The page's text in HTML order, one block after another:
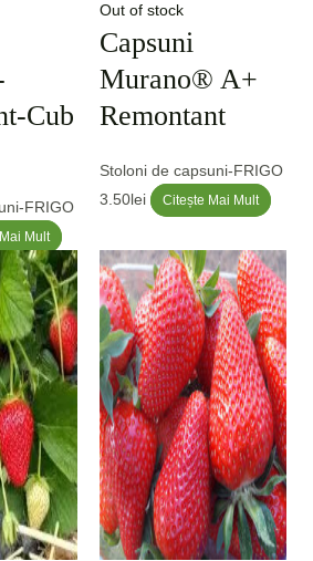
Cub
FRIGO
Mult
Out of stock
Capsuni
Murano® A+
Remontant
Stoloni de capsuni-FRIGO
3.50lei Citește Mai Mult